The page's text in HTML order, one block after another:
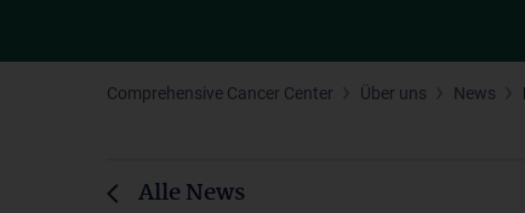
Comprehensive Cancer Center Über uns News
Alle News